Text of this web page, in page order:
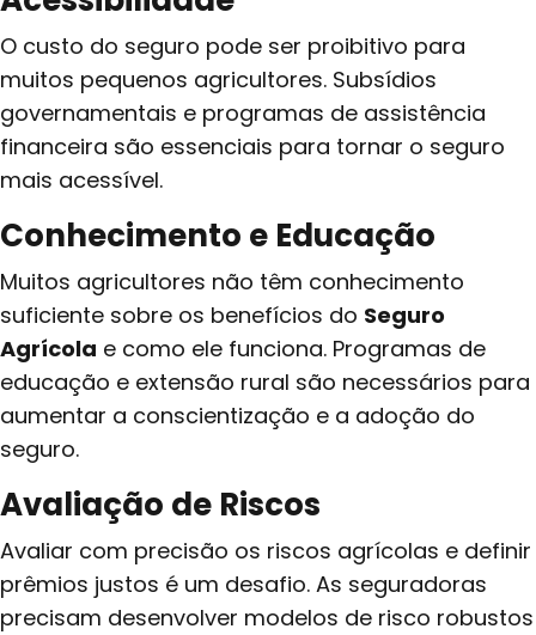
O custo do seguro pode ser proibitivo para
muitos pequenos agricultores. Subsídios
governamentais e programas de assistência
financeira são essenciais para tornar o seguro
mais acessível.
Conhecimento e Educação
Muitos agricultores não têm conhecimento
suficiente sobre os benefícios do Seguro
Agrícola e como ele funciona. Programas de
educação e extensão rural são necessários para
aumentar a conscientização e a adoção do
seguro.
Avaliação de Riscos
Avaliar com precisão os riscos agrícolas e definir
prêmios justos é um desafio. As seguradoras
precisam desenvolver modelos de risco robustos